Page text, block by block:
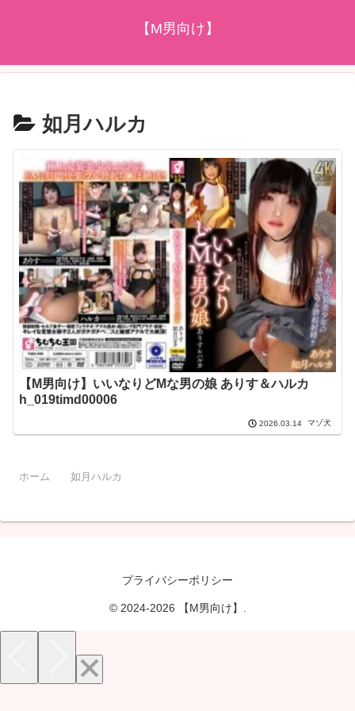
【M男向け】
如月ハルカ
【M男向け】いいなりどMな男の娘 ありす＆ハルカ
h_019timd00006
2026.03.14 マゾ犬
ホーム 如月ハルカ
プライバシーポリシー
© 2024-2026 【M男向け】.